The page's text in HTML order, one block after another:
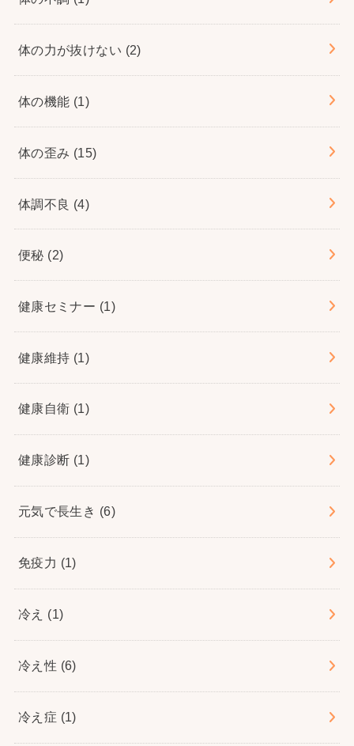
体の力が抜けない (2)
体の機能 (1)
体の歪み (15)
体調不良 (4)
便秘 (2)
健康セミナー (1)
健康維持 (1)
健康自衛 (1)
健康診断 (1)
元気で長生き (6)
免疫力 (1)
冷え (1)
冷え性 (6)
冷え症 (1)